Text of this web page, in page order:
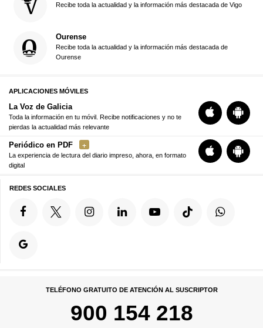
Recibe toda la actualidad y la información más destacada de Vigo
Ourense
Recibe toda la actualidad y la información más destacada de
Ourense
APLICACIONES MÓVILES
La Voz de Galicia
Toda la información en tu móvil. Recibe notificaciones y no te
pierdas la actualidad más relevante
Periódico en PDF
La experiencia de lectura del diario impreso, ahora, en formato
digital
REDES SOCIALES
TELÉFONO GRATUITO DE ATENCIÓN AL SUSCRIPTOR
900 154 218